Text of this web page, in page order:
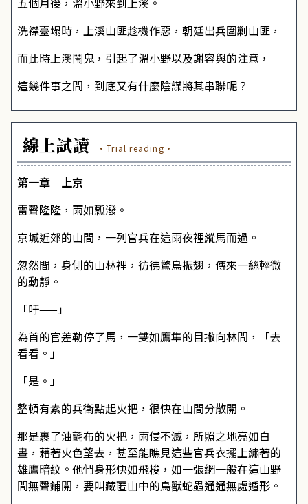
洗襟臺塌時，上溪山匪趁機作惡，朝廷出兵圍剿山匪，
而此時上溪鬧鬼，引起了溫小野以及謝容與的注意，
這幾件事之間，到底又有什麼陰謀將其串聯呢？
線上試讀 ·Trial reading·
第一章 上京
雷聲隆隆，雨如瓢潑。
京城近郊的山間，一列官兵在這雨夜裡縱馬而過。
忽然間，身側的山林裡，彷彿驚鳥振翅，傳來一絲輕微
的動靜。
「吁——」
為首的官差勒停了馬，一雙如鷹隼的目撇向林間，「去
看看。」
「是。」
整頓有素的兵衛點起火把，很快在山間分散開。
那是裹了油氈布的火把，雨侵不滅，所照之地亮如白
晝，藉著火色望去，甚至能瞧見這些官兵衣擺上繡著的
雄鷹暗紋。他們身形快如飛梭，如一張網一般在這山野
間無聲鋪開，要叫藏匿山中的鳥獸蛇蟲通通無處遁形。